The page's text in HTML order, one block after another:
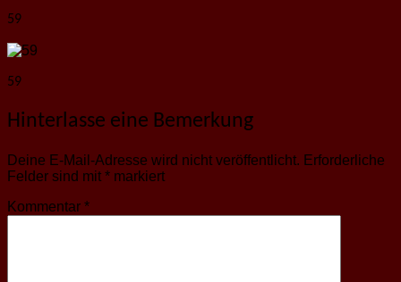
59
59
Hinterlasse eine Bemerkung
Deine E-Mail-Adresse wird nicht veröffentlicht. Erforderliche
Felder sind mit * markiert
Kommentar *